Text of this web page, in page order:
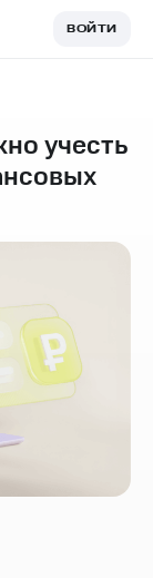
ВОЙТИВОЙТИ
учесть